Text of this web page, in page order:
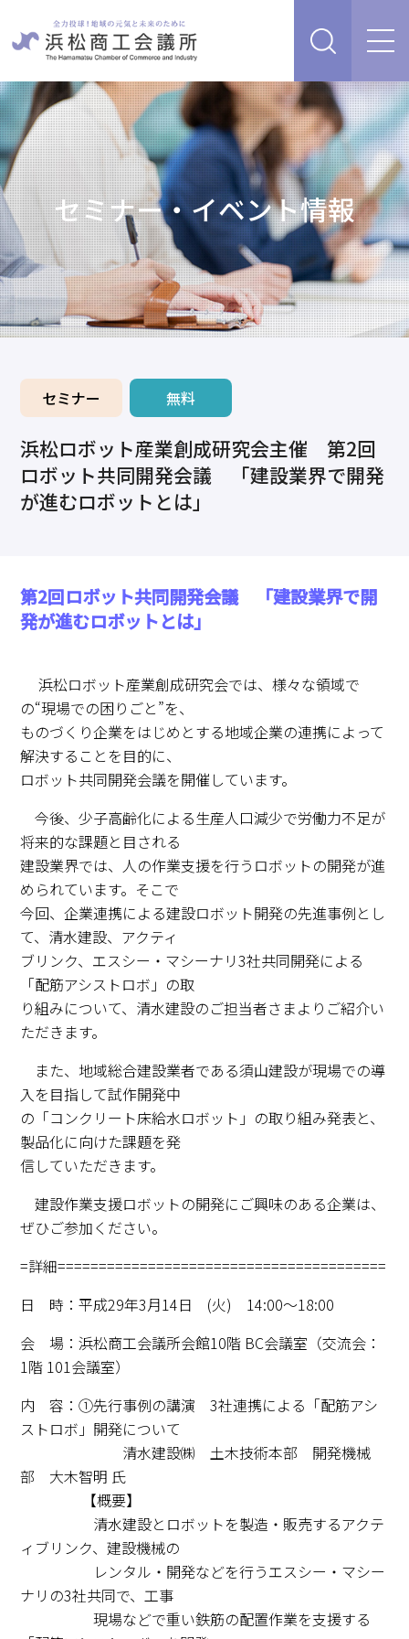
販路を開拓したい、新商品・サービス・技術を開発し
たい
人脈・ネットワークを広げたい
経営について相談したい（経営安定、専門家相談な
ど）
創業、事業承継について相談したい
資金を調達したい
補助金を活用したい
情報収集したい、自社PRをしたい
求職・採用・人材育成をしたい、セミナーで学びたい
原産地証明など証明を取得したい
その他経営相談
経営支援・サービス
検定試験
セミナー・イベント情報
浜松商工会議所について
入会案内
採用情報 相談予約 お問合せ
053-452-1111
セミナー・イベント情報
セミナー 無料
浜松ロボット産業創成研究会主催 第2回
ロボット共同開発会議 「建設業界で開発
が進むロボットとは」
第2回ロボット共同開発会議 「建設業界で開
発が進むロボットとは」
浜松ロボット産業創成研究会では、様々な領域で
の“現場での困りごと”を、
ものづくり企業をはじめとする地域企業の連携によって
解決することを目的に、
ロボット共同開発会議を開催しています。
今後、少子高齢化による生産人口減少で労働力不足が
将来的な課題と目される
建設業界では、人の作業支援を行うロボットの開発が進
められています。そこで
今回、企業連携による建設ロボット開発の先進事例とし
て、清水建設、アクティ
ブリンク、エスシー・マシーナリ3社共同開発による
「配筋アシストロボ」の取
り組みについて、清水建設のご担当者さまよりご紹介い
ただきます。
また、地域総合建設業者である須山建設が現場での導
入を目指して試作開発中
の「コンクリート床給水ロボット」の取り組み発表と、
製品化に向けた課題を発
信していただきます。
建設作業支援ロボットの開発にご興味のある企業は、
ぜひご参加ください。
=詳細========================================
日 時：平成29年3月14日 (火) 14:00～18:00
会 場：浜松商工会議所会館10階 BC会議室（交流会：
1階 101会議室）
内 容：①先行事例の講演 3社連携による「配筋アシ
ストロボ」開発について
清水建設㈱ 土木技術本部 開発機械
部 大木智明 氏
【概要】
清水建設とロボットを製造・販売するアクテ
ィブリンク、建設機械の
レンタル・開発などを行うエスシー・マシー
ナリの3社共同で、工事
現場などで重い鉄筋の配置作業を支援する